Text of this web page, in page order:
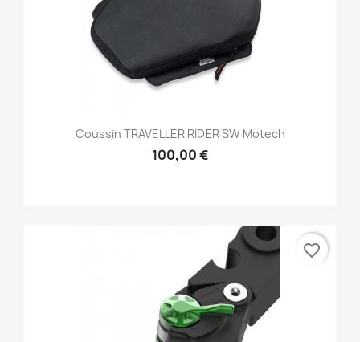
Coussin TRAVELLER RIDER SW Motech
100,00 €
favorite_border